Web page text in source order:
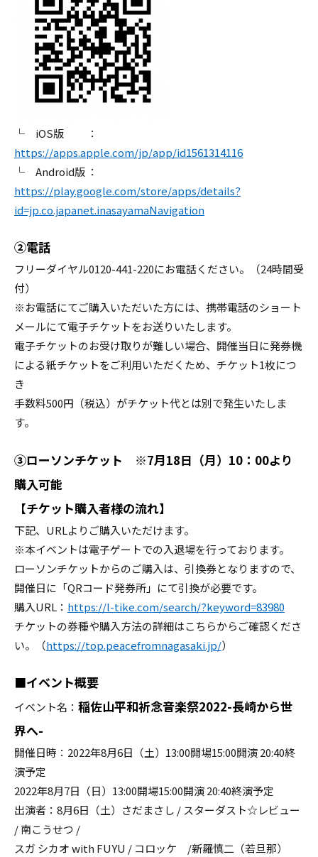
└ iOS版 ：
https://apps.apple.com/jp/app/id1561314116
└ Android版 ：
https://play.google.com/store/apps/details?
id=jp.co.japanet.inasayamaNavigation
②電話
フリーダイヤル0120-441-220にお電話ください。（24時間受
付）
※お電話にてご購入いただいた方には、携帯電話のショート
メールにて電子チケットをお送りいたします。
電子チケットのお受け取りが難しい場合、開催当日に発券機
による紙チケットをご利用いただくため、チケット1枚につ
き
手数料500円（税込）がチケット代とは別で発生いたしま
す。
③ローソンチケット ※7月18日（月）10：00より
購入可能
【チケット購入者様の流れ】
下記、URLよりご購入いただけます。
※本イベントは電子ゲートでの入退場を行っております。
ローソンチケットからのご購入は、引換券となりますので、
開催日に「QRコード発券所」にて引換が必要です。
購入URL： https://l-tike.com/search/?keyword=83980
チケットの券種や購入方法の詳細はこちらからご確認くださ
い。（https://top.peacefromnagasaki.jp/）
■イベント概要
イベント名： 稲佐山平和祈念音楽祭2022-長崎から世
界へ-
開催日時：2022年8月6日（土）13:00開場15:00開演 20:40終
演予定
2022年8月7日（日）13:00開場15:00開演 20:40終演予定
出演者：8月6日（土）さだまさし / スターダスト☆レビュー
/ 南こうせつ /
スガ シカオ with FUYU / コロッケ /新羅慎二（若旦那）